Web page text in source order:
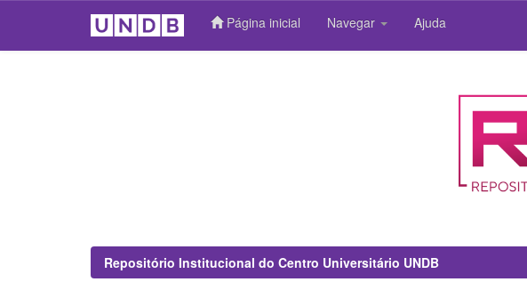
Página inicial Navegar Ajuda
Repositório Institucional do Centro Universitário UNDB